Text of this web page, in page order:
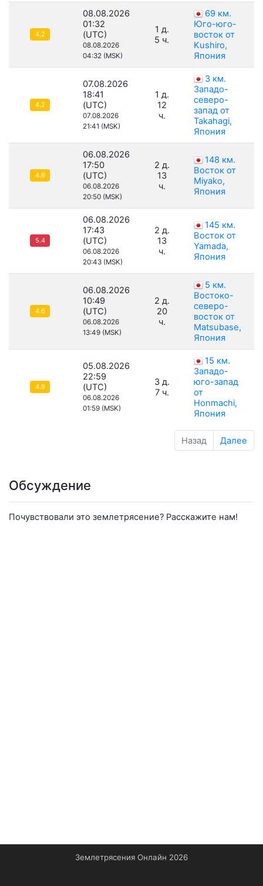
4.2
08.08.2026
01:32
(UTC)
08.08.2026
04:32 (MSK)
1 д.
5 ч.
69 км.
Юго-юго-
восток от
Kushiro,
Япония
4.2
07.08.2026
18:41
(UTC)
07.08.2026
21:41 (MSK)
1 д.
12
ч.
3 км.
Западо-
северо-
запад от
Takahagi,
Япония
4.6
06.08.2026
17:50
(UTC)
06.08.2026
20:50 (MSK)
2 д.
13
ч.
148 км.
Восток от
Miyako,
Япония
5.4
06.08.2026
17:43
(UTC)
06.08.2026
20:43 (MSK)
2 д.
13
ч.
145 км.
Восток от
Yamada,
Япония
4.6
06.08.2026
10:49
(UTC)
06.08.2026
13:49 (MSK)
2 д.
20
ч.
5 км.
Востоко-
северо-
восток от
Matsubase,
Япония
4.9
05.08.2026
22:59
(UTC)
06.08.2026
01:59 (MSK)
3 д.
7 ч.
15 км.
Западо-
юго-запад
от
Honmachi,
Япония
Назад Далее
Обсуждение
Почувствовали это землетрясение? Расскажите нам!
Землетрясения Онлайн 2026